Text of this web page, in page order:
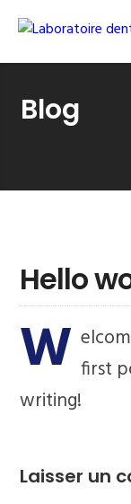
Blog
Hello
W first
writing!
Laisser un